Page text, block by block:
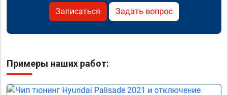
Записаться Задать вопрос
Примеры наших работ: